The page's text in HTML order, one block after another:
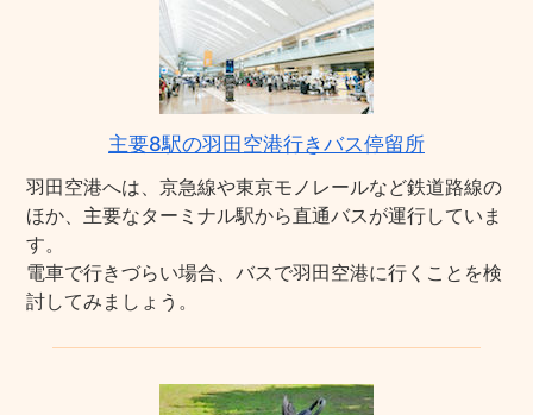
主要8駅の羽田空港行きバス停留所
羽田空港へは、京急線や東京モノレールなど鉄道路線の
ほか、主要なターミナル駅から直通バスが運行していま
す。
電車で行きづらい場合、バスで羽田空港に行くことを検
討してみましょう。